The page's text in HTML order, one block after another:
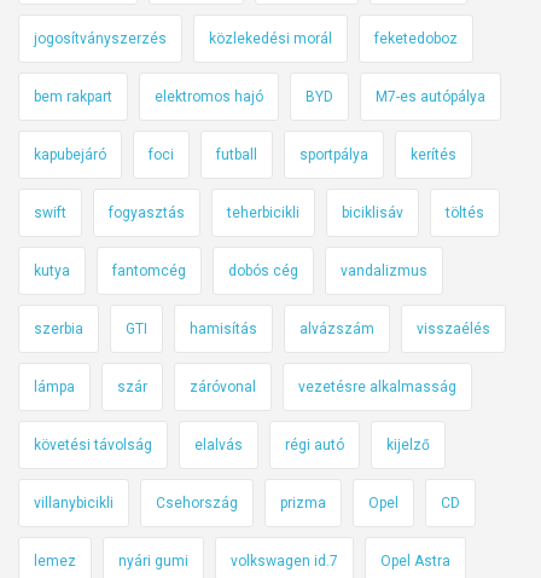
jogosítványszerzés közlekedési morál feketedoboz
bem rakpart elektromos hajó BYD M7-es autópálya
kapubejáró foci futball sportpálya kerítés
swift fogyasztás teherbicikli biciklisáv töltés
kutya fantomcég dobós cég vandalizmus
szerbia GTI hamisítás alvázszám visszaélés
lámpa szár záróvonal vezetésre alkalmasság
követési távolság elalvás régi autó kijelző
villanybicikli Csehország prizma Opel CD
lemez nyári gumi volkswagen id.7 Opel Astra